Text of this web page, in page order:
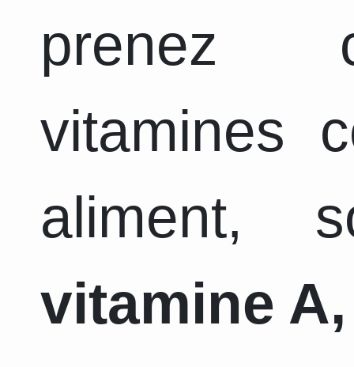
prenez
vitamines
aliment,
vitamine